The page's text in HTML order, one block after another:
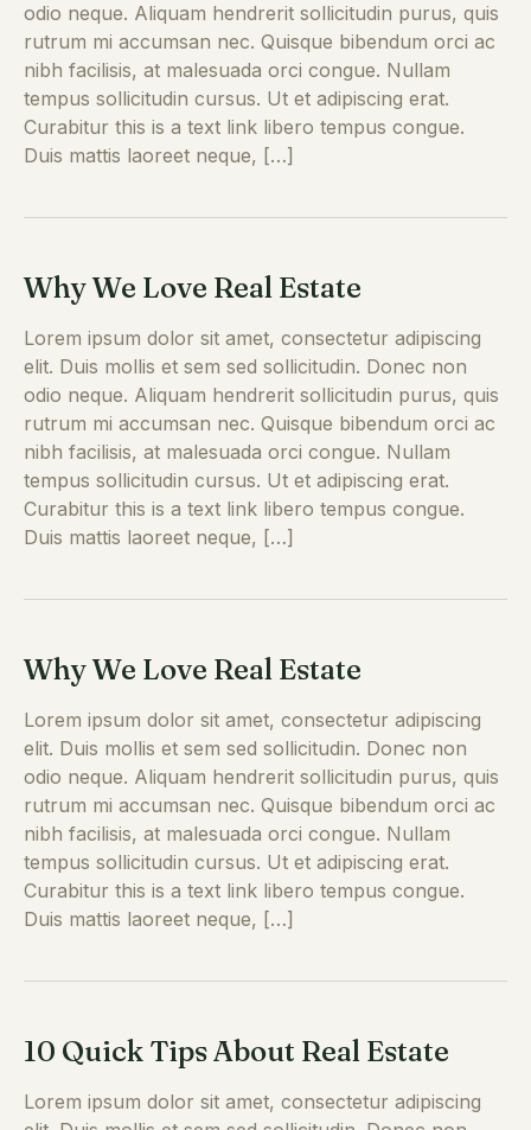
odio neque. Aliquam hendrerit sollicitudin purus, quis
rutrum mi accumsan nec. Quisque bibendum orci ac
nibh facilisis, at malesuada orci congue. Nullam
tempus sollicitudin cursus. Ut et adipiscing erat.
Curabitur this is a text link libero tempus congue.
Duis mattis laoreet neque, […]
Why We Love Real Estate
Lorem ipsum dolor sit amet, consectetur adipiscing
elit. Duis mollis et sem sed sollicitudin. Donec non
odio neque. Aliquam hendrerit sollicitudin purus, quis
rutrum mi accumsan nec. Quisque bibendum orci ac
nibh facilisis, at malesuada orci congue. Nullam
tempus sollicitudin cursus. Ut et adipiscing erat.
Curabitur this is a text link libero tempus congue.
Duis mattis laoreet neque, […]
Why We Love Real Estate
Lorem ipsum dolor sit amet, consectetur adipiscing
elit. Duis mollis et sem sed sollicitudin. Donec non
odio neque. Aliquam hendrerit sollicitudin purus, quis
rutrum mi accumsan nec. Quisque bibendum orci ac
nibh facilisis, at malesuada orci congue. Nullam
tempus sollicitudin cursus. Ut et adipiscing erat.
Curabitur this is a text link libero tempus congue.
Duis mattis laoreet neque, […]
10 Quick Tips About Real Estate
Lorem ipsum dolor sit amet, consectetur adipiscing